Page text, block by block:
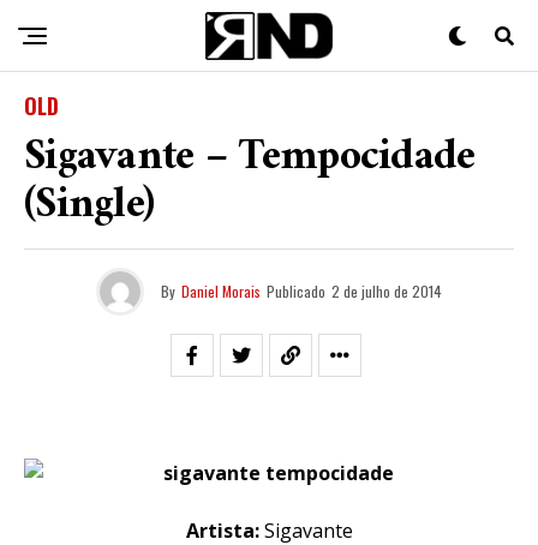
OLD
Sigavante – Tempocidade
(Single)
By Daniel Morais Publicado 2 de julho de 2014
Artista:Sigavante